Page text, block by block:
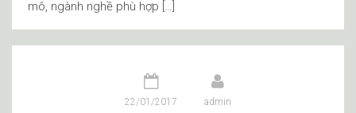
mô, ngành nghề phù hợp […]
22/01/2017 admin